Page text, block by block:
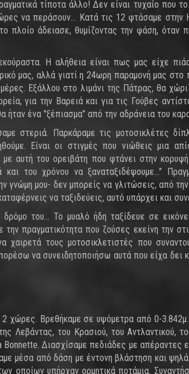
τίποτα άλλο! Δεν είναι τυχαίο που
να περάσουν... Κατά τις 12 φτάσαμε στην
πλοίο άδειασε, θυμίζοντας την φάση, όταν
Η αλήθεια είναι πως μας είχε
μας, αλλά γιατί η 24ωρη παραμονή μας στο
Εξάλλου στο λιμάνι της Πάτρας, θα
για την Βαρειά και για τις Γούβες
ένα "ξέπιασμα" από την αδράνεια του
στεριά. Παρκάραμε τις μοτοσικλέτες
Είναι οι στιγμές που νιώθεις μια
αυτή του ορειβάτη που φτάνει στην
του χρόνου να ξαναταξιδέψουμε..."
γνώμη μου- δεν μπορείς να γλιτώσεις, από
να ταξιδεύεις, αυτό υπάρχει και
του... Το μυαλό ήδη ταξίδευε σε
πραγματικότητα που ζούσες εκείνη την
χαιρετά τους μοτοσικλετιστές που
να συνειδητοποιήσω αυτά που είχα δει
χώρες. Βρεθήκαμε σε υψόμετρα από 0-
Λεβάντας, του Κρασιού, του Αντλαντικού,
Διασχίσαμε πεδιάδες με απέραντες
μέσα από δάση με έντονη βλάστηση και
οποίων υπήρχαν ορμητικά ποτάμια.